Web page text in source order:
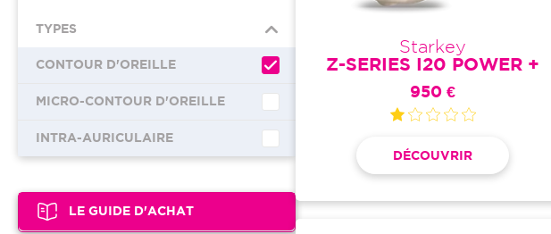
TYPES
CONTOUR D'OREILLE
MICRO-CONTOUR D'OREILLE
INTRA-AURICULAIRE
LE GUIDE D'ACHAT
Starkey
Z-SERIES I20 POWER +
950 €
DÉCOUVRIR